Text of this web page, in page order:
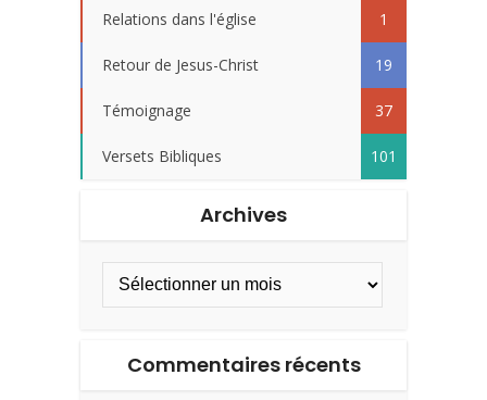
Relations dans l'église 1
Retour de Jesus-Christ 19
Témoignage 37
Versets Bibliques 101
Archives
Commentaires récents